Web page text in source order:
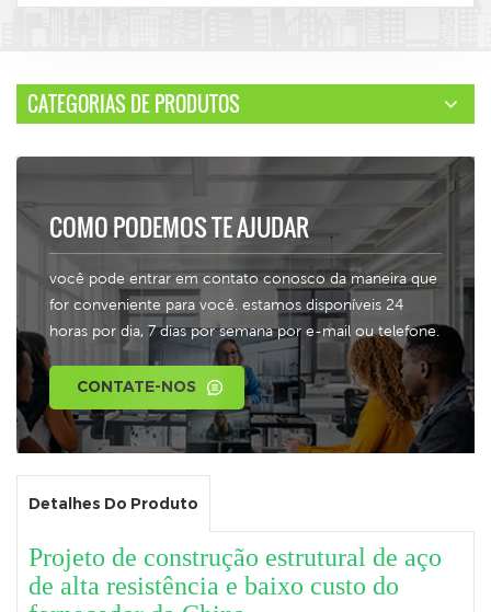
CATEGORIAS DE PRODUTOS
COMO PODEMOS TE AJUDAR
você pode entrar em contato conosco da maneira que
for conveniente para você. estamos disponíveis 24
horas por dia, 7 dias por semana por e-mail ou telefone.
CONTATE-NOS
Detalhes Do Produto
Projeto de construção estrutural de aço
de alta resistência e baixo custo do